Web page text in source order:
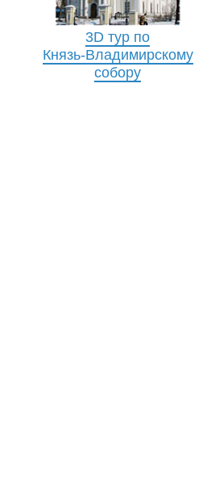
3D тур по
Князь-Владимирскому
собору